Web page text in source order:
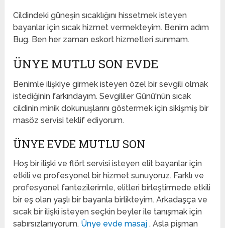
Cildindeki güneşin sıcaklığını hissetmek isteyen
bayanlar için sıcak hizmet vermekteyim. Benim adım
Bug. Ben her zaman eskort hizmetleri sunmam.
ÜNYE MUTLU SON EVDE
Benimle ilişkiye girmek isteyen özel bir sevgili olmak
istediğinin farkındayım. Sevgililer Günü'nün sıcak
cildinin minik dokunuşlarını göstermek için sikişmiş bir
masöz servisi teklif ediyorum.
ÜNYE EVDE MUTLU SON
Hoş bir ilişki ve flört servisi isteyen elit bayanlar için
etkili ve profesyonel bir hizmet sunuyoruz. Farklı ve
profesyonel fantezilerimle, elitleri birleştirmede etkili
bir eş olan yaşlı bir bayanla birlikteyim. Arkadaşça ve
sıcak bir ilişki isteyen seçkin beyler ile tanışmak için
sabırsızlanıyorum. Ünye evde masaj. Asla pişman